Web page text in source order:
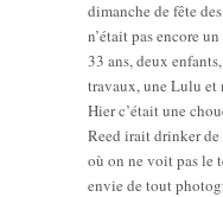
dimanche de fête
n’était pas encore
33 ans, deux
travaux, une Lulu et
Hier c’était une
Reed irait drinker
où on ne voit pas le
envie de tout